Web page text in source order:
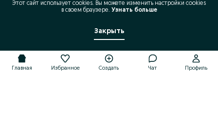
Главная Избранное Создать Чат Профиль
Этот сайт использует cookies. Вы можете изменить настройки cookies
в своeм браузере. Узнать больше
Закрыть